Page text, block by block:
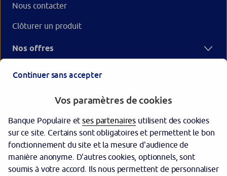
Nous contacter
Clôturer un produit
Nos offres
Garantie des dépôts
Continuer sans accepter
Vos paramètres de cookies
Banque Populaire etses partenaires utilisent des cookies
sur ce site. Certains sont obligatoires et permettent le bon
fonctionnement du site et la mesure d'audience de
manière anonyme. D'autres cookies, optionnels, sont
soumis à votre accord. Ils nous permettent de personnaliser